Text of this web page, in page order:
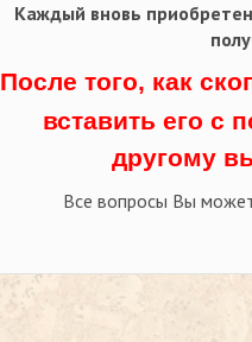
Каждый вновь
После того, как
вставить его с
другому
Все вопросы Вы